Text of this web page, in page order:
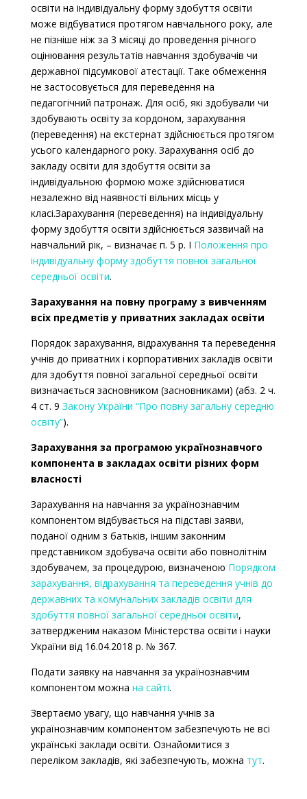
освіти на індивідуальну форму здобуття освіти
може відбуватися протягом навчального року, але
не пізніше ніж за 3 місяці до проведення річного
оцінювання результатів навчання здобувачів чи
державної підсумкової атестації. Таке обмеження
не застосовується для переведення на
педагогічний патронаж. Для осіб, які здобували чи
здобувають освіту за кордоном, зарахування
(переведення) на екстернат здійснюється протягом
усього календарного року. Зарахування осіб до
закладу освіти для здобуття освіти за
індивідуальною формою може здійснюватися
незалежно від наявності вільних місць у
класі.Зарахування (переведення) на індивідуальну
форму здобуття освіти здійснюється зазвичай на
навчальний рік, – визначає п. 5 р. I Положення про
індивідуальну форму здобуття повної загальної
середньої освіти.
Зарахування на повну програму з вивченням
всіх предметів у приватних закладах освіти
Порядок зарахування, відрахування та переведення
учнів до приватних і корпоративних закладів освіти
для здобуття повної загальної середньої освіти
визначається засновником (засновниками) (абз. 2 ч.
4 ст. 9 Закону України “Про повну загальну середню
освіту”).
Зарахування за програмою українознавчого
компонента в закладах освіти різних форм
власності
Зарахування на навчання за українознавчим
компонентом відбувається на підставі заяви,
поданої одним з батьків, іншим законним
представником здобувача освіти або повнолітнім
здобувачем, за процедурою, визначеною Порядком
зарахування, відрахування та переведення учнів до
державних та комунальних закладів освіти для
здобуття повної загальної середньої освіти,
затвердженим наказом Міністерства освіти і науки
України від 16.04.2018 р. № 367.
Подати заявку на навчання за українознавчим
компонентом можна на сайті.
Звертаємо увагу, що навчання учнів за
українознавчим компонентом забезпечують не всі
українські заклади освіти. Ознайомитися з
переліком закладів, які забезпечують, можна тут.